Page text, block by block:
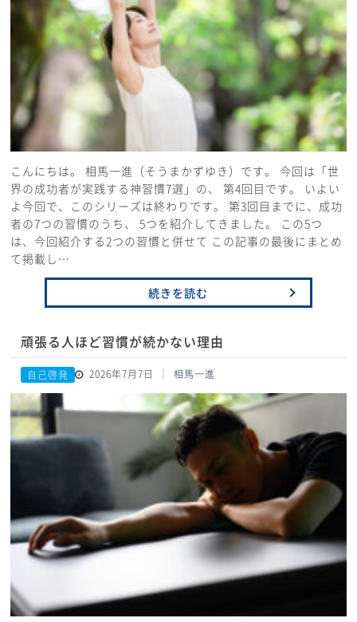
こんにちは。 相馬一進（そうまかずゆき）です。 今回は「世
界の成功者が実践する神習慣7選」の、 第4回目です。 いよい
よ今回で、このシリーズは終わりです。 第3回目までに、成功
者の7つの習慣のうち、 5つを紹介してきました。 この5つ
は、今回紹介する2つの習慣と併せて この記事の最後にまとめ
て掲載し…
続きを読む
頑張る人ほど習慣が続かない理由
自己啓発 2026年7月7日 相馬一進